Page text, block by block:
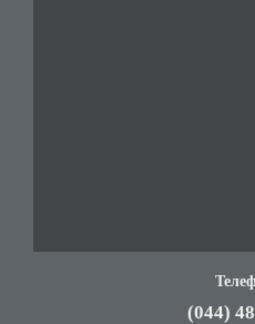
(044)